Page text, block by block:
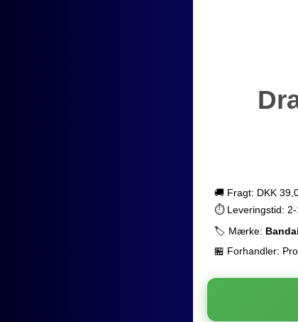
🚚 Fragt: DKK
⏱️ Leveringstid:
🏷️ Mærke:
🏪 Forhandler: